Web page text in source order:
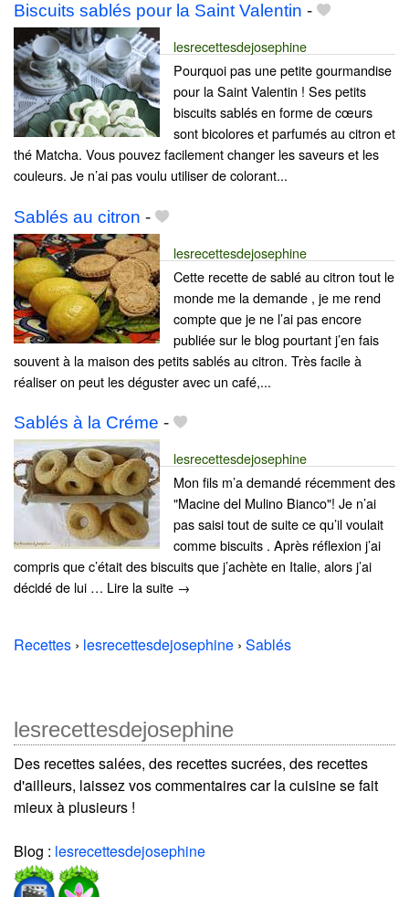
Biscuits sablés pour la Saint Valentin -
lesrecettesdejosephine
Pourquoi pas une petite gourmandise
pour la Saint Valentin ! Ses petits
biscuits sablés en forme de cœurs
sont bicolores et parfumés au citron et
thé Matcha. Vous pouvez facilement changer les saveurs et les
couleurs. Je n’ai pas voulu utiliser de colorant...
Sablés au citron -
lesrecettesdejosephine
Cette recette de sablé au citron tout le
monde me la demande , je me rend
compte que je ne l’ai pas encore
publiée sur le blog pourtant j’en fais
souvent à la maison des petits sablés au citron. Très facile à
réaliser on peut les déguster avec un café,...
Sablés à la Créme -
lesrecettesdejosephine
Mon fils m’a demandé récemment des
"Macine del Mulino Bianco"! Je n’ai
pas saisi tout de suite ce qu’il voulait
comme biscuits . Après réflexion j’ai
compris que c’était des biscuits que j’achète en Italie, alors j’ai
décidé de lui … Lire la suite →
Recettes › lesrecettesdejosephine › Sablés
lesrecettesdejosephine
Des recettes salées, des recettes sucrées, des recettes
d'ailleurs, laissez vos commentaires car la cuisine se fait
mieux à plusieurs !
Blog : lesrecettesdejosephine